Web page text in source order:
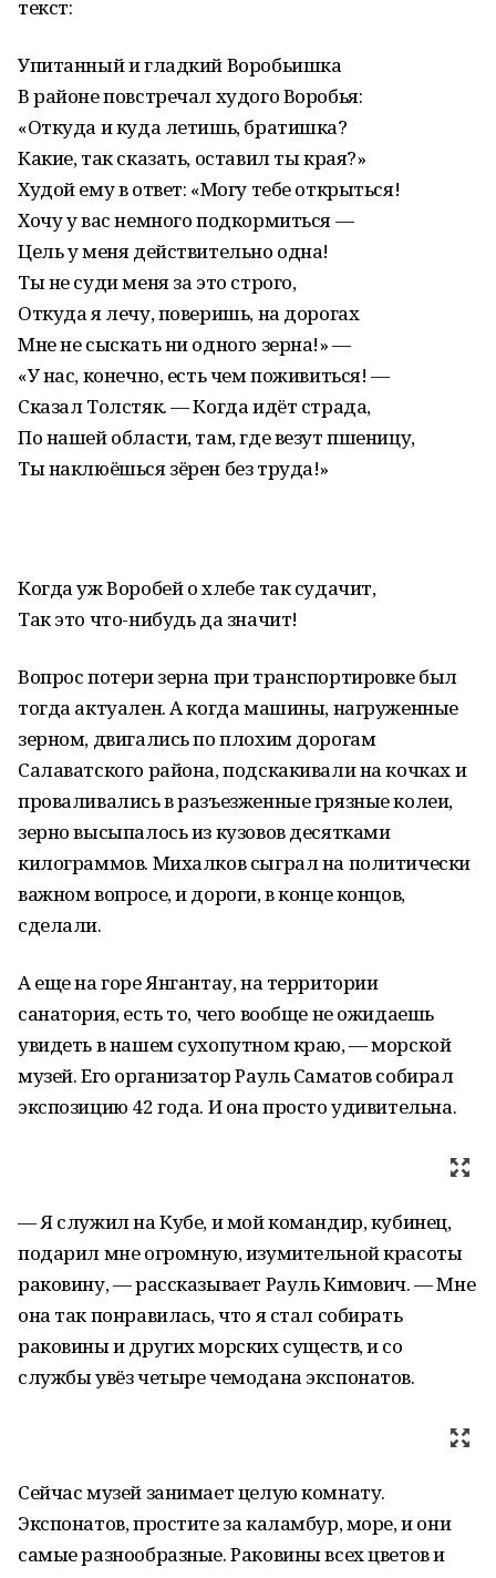
текст:
Упитанный и гладкий Воробьишка
В районе повстречал худого Воробья:
«Откуда и куда летишь, братишка?
Какие, так сказать, оставил ты края?»
Худой ему в ответ: «Могу тебе открыться!
Хочу у вас немного подкормиться —
Цель у меня действительно одна!
Ты не суди меня за это строго,
Откуда я лечу, поверишь, на дорогах
Мне не сыскать ни одного зерна!» —
«У нас, конечно, есть чем поживиться! —
Сказал Толстяк. — Когда идёт страда,
По нашей области, там, где везут пшеницу,
Ты наклюёшься зёрен без труда!»
Когда уж Воробей о хлебе так судачит,
Так это что-нибудь да значит!
Вопрос потери зерна при транспортировке был
тогда актуален. А когда машины, нагруженные
зерном, двигались по плохим дорогам
Салаватского района, подскакивали на кочках и
проваливались в разъезженные грязные колеи,
зерно высыпалось из кузовов десятками
килограммов. Михалков сыграл на политически
важном вопросе, и дороги, в конце концов,
сделали.
А еще на горе Янгантау, на территории
санатория, есть то, чего вообще не ожидаешь
увидеть в нашем сухопутном краю, — морской
музей. Его организатор Рауль Саматов собирал
экспозицию 42 года. И она просто удивительна.
— Я служил на Кубе, и мой командир, кубинец,
подарил мне огромную, изумительной красоты
раковину, — рассказывает Рауль Кимович. — Мне
она так понравилась, что я стал собирать
раковины и других морских существ, и со
службы увёз четыре чемодана экспонатов.
Сейчас музей занимает целую комнату.
Экспонатов, простите за каламбур, море, и они
самые разнообразные. Раковины всех цветов и